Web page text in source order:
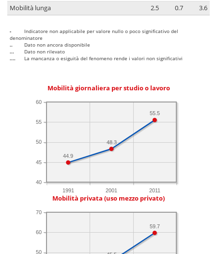
Mobilità lunga
2.5 0.7 3.6
-
Indicatore non applicabile per valore nullo o poco significativo del
denominatore
..
Dato non ancora disponibile
...
Dato non rilevato
....
La mancanza o esiguità del fenomeno rende i valori non significativi
Mobilità giornaliera per studio o lavoro
1991 2001 2011
40
45
50
55
60
55.5
48.3
44.9
Mobilità privata (uso mezzo privato)
50
60
70
59.7